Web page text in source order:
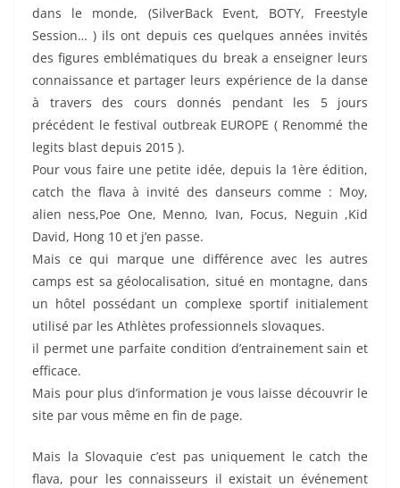
dans le monde, (SilverBack Event, BOTY, Freestyle
Session… ) ils ont depuis ces quelques années invités
des figures emblématiques du break a enseigner leurs
connaissance et partager leurs expérience de la danse
à travers des cours donnés pendant les 5 jours
précédent le festival outbreak EUROPE ( Renommé the
legits blast depuis 2015 ).
Pour vous faire une petite idée, depuis la 1ère édition,
catch the flava à invité des danseurs comme : Moy,
alien ness,Poe One, Menno, Ivan, Focus, Neguin ,Kid
David, Hong 10 et j’en passe.
Mais ce qui marque une différence avec les autres
camps est sa géolocalisation, situé en montagne, dans
un hôtel possédant un complexe sportif initialement
utilisé par les Athlètes professionnels slovaques.
il permet une parfaite condition d’entrainement sain et
efficace.
Mais pour plus d’information je vous laisse découvrir le
site par vous même en fin de page.
Mais la Slovaquie c’est pas uniquement le catch the
flava, pour les connaisseurs il existait un événement